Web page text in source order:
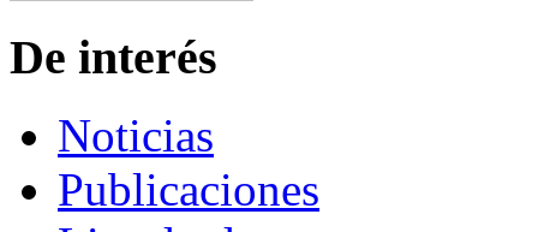
De interés
Noticias
Publicaciones